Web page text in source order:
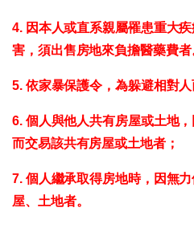
4. 因本人或直系親屬罹患重大
害，須出售房地來負擔醫藥費者
5. 依家暴保護令，為躲避相對
6. 個人與他人共有房屋或土地
而交易該共有房屋或土地者；
7. 個人繼承取得房地時，因無
屋、土地者。